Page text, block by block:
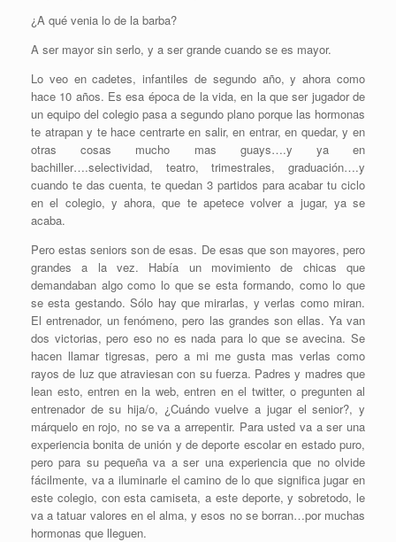
¿A qué venia lo de la barba?
A ser mayor sin serlo, y a ser grande cuando se es mayor.
Lo veo en cadetes, infantiles de segundo año, y ahora como
hace 10 años. Es esa época de la vida, en la que ser jugador de
un equipo del colegio pasa a segundo plano porque las hormonas
te atrapan y te hace centrarte en salir, en entrar, en quedar, y en
otras cosas mucho mas guays….y ya en
bachiller….selectividad, teatro, trimestrales, graduación….y
cuando te das cuenta, te quedan 3 partidos para acabar tu ciclo
en el colegio, y ahora, que te apetece volver a jugar, ya se
acaba.
Pero estas seniors son de esas. De esas que son mayores, pero
grandes a la vez. Había un movimiento de chicas que
demandaban algo como lo que se esta formando, como lo que
se esta gestando. Sólo hay que mirarlas, y verlas como miran.
El entrenador, un fenómeno, pero las grandes son ellas. Ya van
dos victorias, pero eso no es nada para lo que se avecina. Se
hacen llamar tigresas, pero a mi me gusta mas verlas como
rayos de luz que atraviesan con su fuerza. Padres y madres que
lean esto, entren en la web, entren en el twitter, o pregunten al
entrenador de su hija/o, ¿Cuándo vuelve a jugar el senior?, y
márquelo en rojo, no se va a arrepentir. Para usted va a ser una
experiencia bonita de unión y de deporte escolar en estado puro,
pero para su pequeña va a ser una experiencia que no olvide
fácilmente, va a iluminarle el camino de lo que significa jugar en
este colegio, con esta camiseta, a este deporte, y sobretodo, le
va a tatuar valores en el alma, y esos no se borran…por muchas
hormonas que lleguen.